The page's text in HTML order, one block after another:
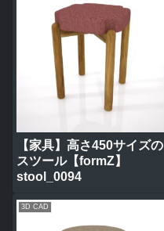
【家具】高さ450サイズの
スツール【formZ】
stool_0094
3D CAD